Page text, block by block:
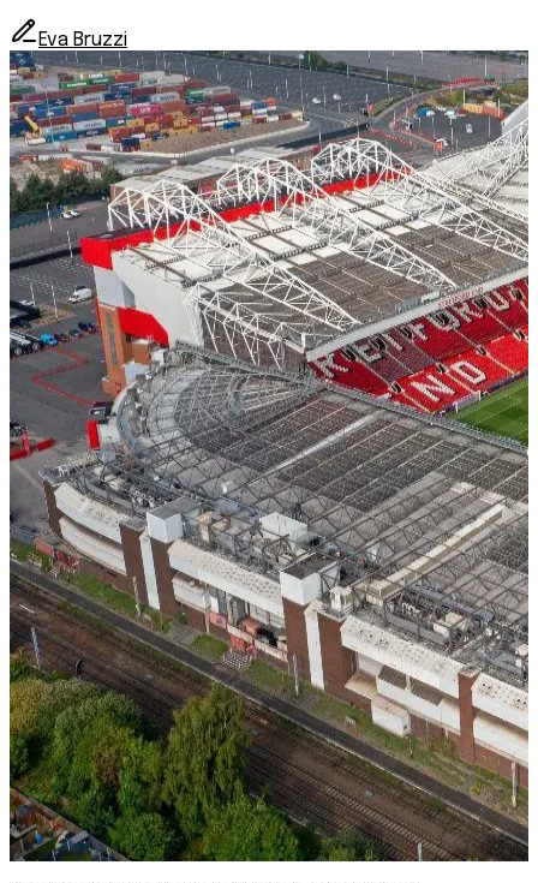
Eva Bruzzi